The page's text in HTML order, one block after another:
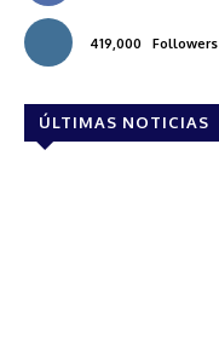
419,000 Followers
ÚLTIMAS NOTICIAS